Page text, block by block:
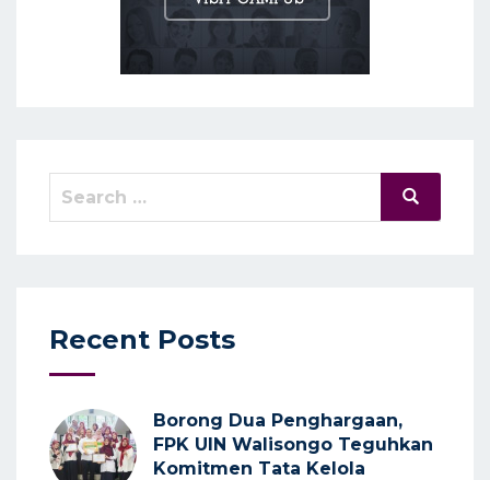
Search
Search
Recent Posts
Borong Dua Penghargaan,
FPK UIN Walisongo Teguhkan
Komitmen Tata Kelola